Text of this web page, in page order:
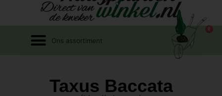
0
Taxus Baccata